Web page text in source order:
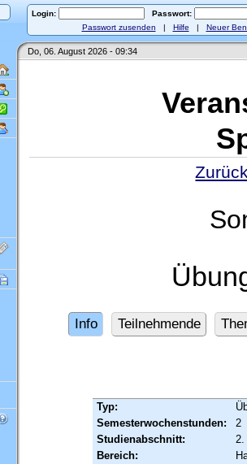
Login:
Passwort:
Passwort zusenden | Hilfe | Neuer
Do, 06. August 2026 - 09:34
Info Teilnehmende
Typ:
Semesterwochenstunden:
2
Studienabschnitt:
Bereich: